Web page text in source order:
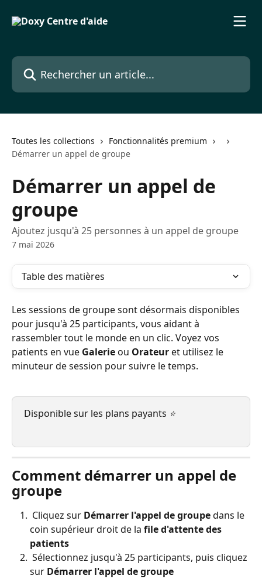
Rechercher un article...
Toutes les collections
Fonctionnalités premium
Démarrer un appel de groupe
Démarrer un appel de
groupe
Ajoutez jusqu'à 25 personnes à un appel de groupe
7 mai 2026
Table des matières
Les sessions de groupe sont désormais disponibles
pour jusqu'à 25 participants, vous aidant à
rassembler tout le monde en un clic. Voyez vos
patients en vue Galerie ou Orateur et utilisez le
minuteur de session pour suivre le temps.
Disponible sur les plans payants ⭐
Comment démarrer un appel de
groupe
Cliquez sur Démarrer l'appel de groupe dans le
coin supérieur droit de la file d'attente des
patients
sur Démarrer l'appel de groupe